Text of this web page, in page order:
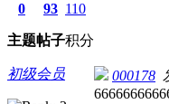
0
主题
93
帖子
110
积分
初级会员 000178